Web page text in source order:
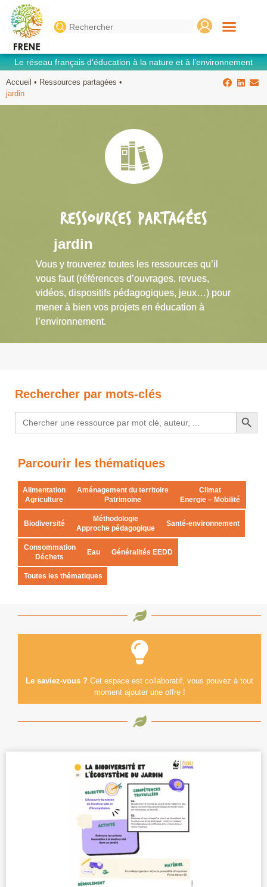
Search
for:
Le réseau français d’éducation à la nature et à l’environnement
Accueil • Ressources partagées •
jardin
RESSOURCES PARTAGÉES
jardin
Vous y trouverez toutes les ressources qu’il
vous faut (références d’ouvrages, revues,
vidéos, dispositifs pédagogiques, jeux…) pour
mener à bien vos projets en éducation à
l’environnement.
Rechercher par mots-clés
Search
for:
Search Button
Parcourir les thématiques
Alimentation
Agriculture
Aménagement du territoire
Patrimoine
Climat
Energie – Mobilité
Biodiversité
Méthodologie
Approche pédagogique
Santé-environnement
Consommation
Déchets
Eau Généralités EEDD
Toutes les thématiques
Le saviez-vous ? Cet espace est collaboratif, vous pouvez à tout
moment ajouter une offre !